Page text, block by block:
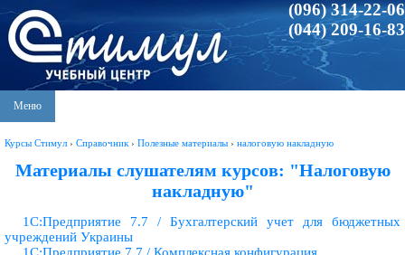
(096) 314-22-06
(044) 209-16-83
Меню
Курсы Стимул › Справочник › Полезные материалы › налоговую накладную
Материалы слушателям курсов: "Налоговую
накладную"
1С:Предприятие 7.7 / Бухгалтерский учет для бюджетных
учреждений Украины
1С:Предприятие 7.7 / Комплексная конфигурация